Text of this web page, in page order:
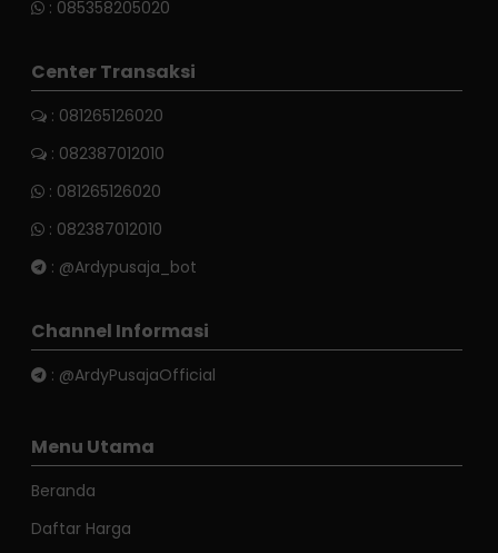
: 085358205020
Center Transaksi
: 081265126020
: 082387012010
: 081265126020
: 082387012010
: @Ardypusaja_bot
Channel Informasi
: @ArdyPusajaOfficial
Menu Utama
Beranda
Daftar Harga